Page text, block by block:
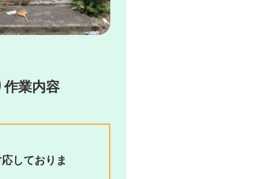
業内容
しておりま